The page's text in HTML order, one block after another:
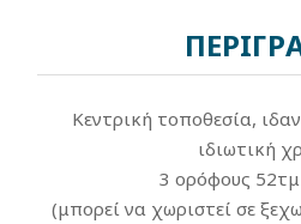
Κεντρική τοποθεσία,
ιδιωτική
3 ορόφους
(μπορεί να χωριστεί σε